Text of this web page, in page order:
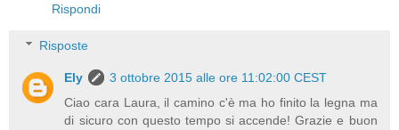
Rispondi
Risposte
Ely
3 ottobre 2015 alle ore 11:02:00 CEST
Ciao cara Laura, il camino c'è ma ho finito la legna ma
di sicuro con questo tempo si accende! Grazie e buon